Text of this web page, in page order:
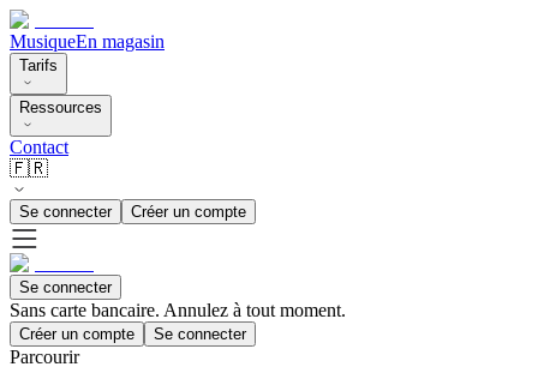
MusiqueEn magasin
Tarifs
Ressources
Contact
🇫🇷
Se connecter Créer un compte
Se connecter
Sans carte bancaire. Annulez à tout moment.
Créer un compte Se connecter
Parcourir